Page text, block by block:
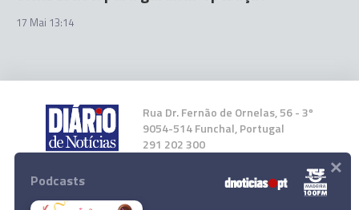
17 Mai 13:14
Rua Dr. Fernão de Ornelas, 56 - 3º
9054-514 Funchal, Portugal
291 202 300
Instale a nossa App
Podcasts ×